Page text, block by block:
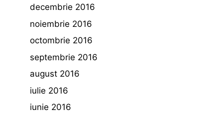
decembrie 2016
noiembrie 2016
octombrie 2016
septembrie 2016
august 2016
iulie 2016
iunie 2016